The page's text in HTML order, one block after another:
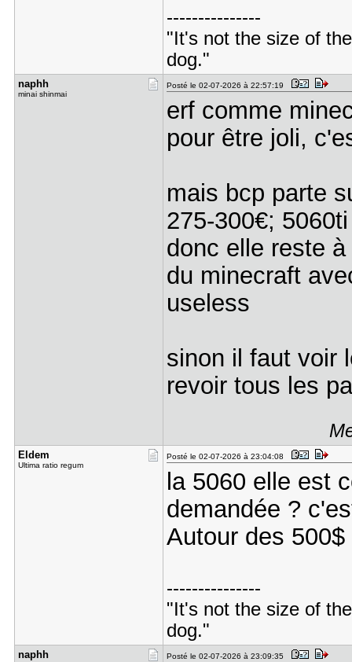
---------------
"It's not the size of
dog."
naphh
minai shinmai
Posté le 02-07-2026 à 22:57:19
erf comme
pour être joli,
mais bcp parte
275-300€;
donc elle reste
du minecraft
useless
sinon il faut voir
revoir tous les
Eldem
Ultima ratio regum
Posté le 02-07-2026 à 23:04:08
la 5060 elle est
demandée ?
Autour des
---------------
"It's not the size of
dog."
naphh Posté le 02-07-2026 à 23:09:35